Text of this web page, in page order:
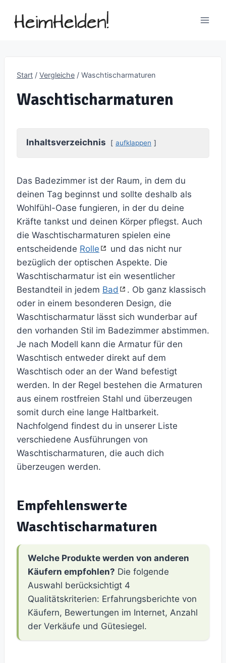
Inhalt
Start / Vergleiche / Waschtischarmaturen
Waschtischarmaturen
Inhaltsverzeichnis aufklappen
Das Badezimmer ist der Raum, in dem du
deinen Tag beginnst und sollte deshalb als
Wohlfühl-Oase fungieren, in der du deine
Kräfte tankst und deinen Körper pflegst. Auch
die Waschtischarmaturen spielen eine
entscheidende Rolle
und das nicht nur
bezüglich der optischen Aspekte. Die
Waschtischarmatur ist ein wesentlicher
Bestandteil in jedem Bad
. Ob ganz klassisch
oder in einem besonderen Design, die
Waschtischarmatur lässt sich wunderbar auf
den vorhanden Stil im Badezimmer abstimmen.
Je nach Modell kann die Armatur für den
Waschtisch entweder direkt auf dem
Waschtisch oder an der Wand befestigt
werden. In der Regel bestehen die Armaturen
aus einem rostfreien Stahl und überzeugen
somit durch eine lange Haltbarkeit.
Nachfolgend findest du in unserer Liste
verschiedene Ausführungen von
Waschtischarmaturen, die auch dich
überzeugen werden.
Empfehlenswerte
Waschtischarmaturen
Welche Produkte werden von anderen
Käufern empfohlen? Die folgende
Auswahl berücksichtigt 4
Qualitätskriterien: Erfahrungsberichte von
Käufern, Bewertungen im Internet, Anzahl
der Verkäufe und Gütesiegel.